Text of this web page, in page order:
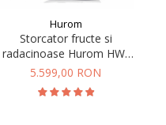
Hurom
Storcator fructe si
radacinoase Hurom HW-
SBE18 Comercial
5.599,00 RON